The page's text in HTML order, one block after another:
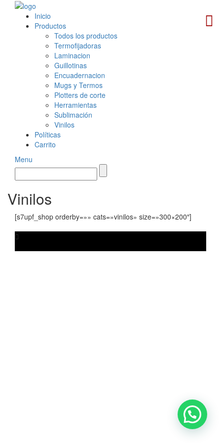
Inicio
Productos
Todos los productos
Termofijadoras
Laminacion
Guillotinas
Encuadernacion
Mugs y Termos
Plotters de corte
Herramientas
Sublimación
Vinilos
Políticas
Carrito
Menu
Vinilos
[s7upf_shop orderby=»» cats=»vinilos» size=»300×200″]